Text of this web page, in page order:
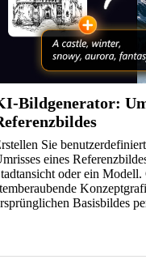
Bildgenerator:
Sie
eines
oder ein Modell.
Basisbildes